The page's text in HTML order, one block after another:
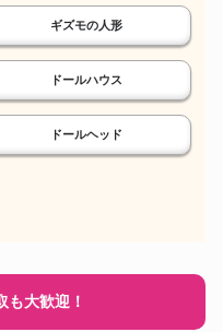
ギズモの人形
ドールハウス
ドールヘッド
も大歓迎！